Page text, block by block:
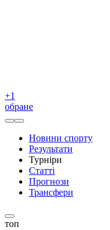
+1
обране
Новини спорту
Результати
Турніри
Статті
Прогнози
Трансфери
топ